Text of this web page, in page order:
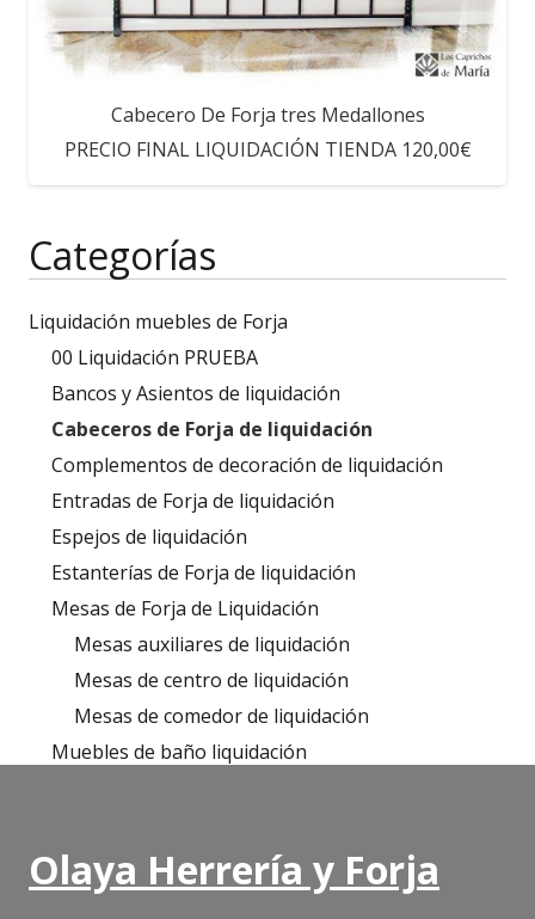
Categorías
Liquidación muebles de Forja
00 Liquidación PRUEBA
Bancos y Asientos de liquidación
Cabeceros de Forja de liquidación
Complementos de decoración de liquidación
Entradas de Forja de liquidación
Espejos de liquidación
Estanterías de Forja de liquidación
Mesas de Forja de Liquidación
Mesas auxiliares de liquidación
Mesas de centro de liquidación
Mesas de comedor de liquidación
Muebles de baño liquidación
Cabecero De Forja tres Medallones
PRECIO FINAL LIQUIDACIÓN TIENDA 120,00€
Olaya Herrería y Forja